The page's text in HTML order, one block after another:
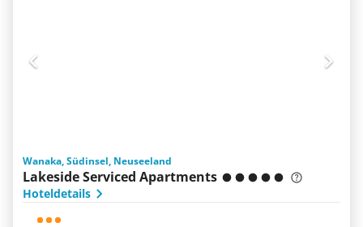
Wanaka, Südinsel, Neuseeland
Lakeside Serviced Apartments
Hoteldetails